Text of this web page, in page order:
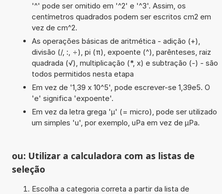
'^' pode ser omitido em '^2' e '^3'. Assim, os
centímetros quadrados podem ser escritos cm2 em
vez de cm^2.
As operações básicas de aritmética - adição (+),
divisão (/, :, ÷), pi (π), expoente (^), parênteses, raiz
quadrada (√), multiplicação (*, x) e subtração (-) - são
todos permitidos nesta etapa
Em vez de '1,39 x 10^5', pode escrever-se 1,39e5. O
'e' significa 'expoente'.
Em vez da letra grega 'µ' (= micro), pode ser utilizado
um simples 'u', por exemplo, uPa em vez de µPa.
ou: Utilizar a calculadora com as listas de
seleção
Escolha a categoria correta a partir da lista de